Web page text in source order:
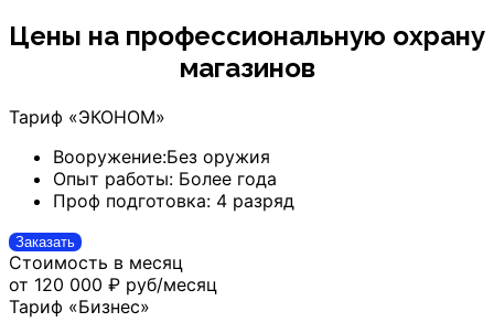
Цены на профессиональную охрану
магазинов
Тариф «ЭКОНОМ»
Вооружение:Без оружия
Опыт работы: Более года
Проф подготовка: 4 разряд
Заказать
Стоимость в месяц
от 120 000 ₽ руб/месяц
Тариф «Бизнес»